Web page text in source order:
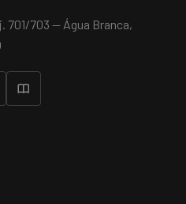
701/703 — Água Branca,